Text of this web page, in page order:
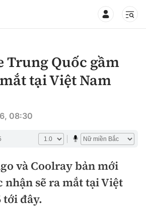
Trung Quốc gầm
tại Việt Nam
08:30
và Coolray bản mới
nhận sẽ ra mắt tại Việt
tới đây.